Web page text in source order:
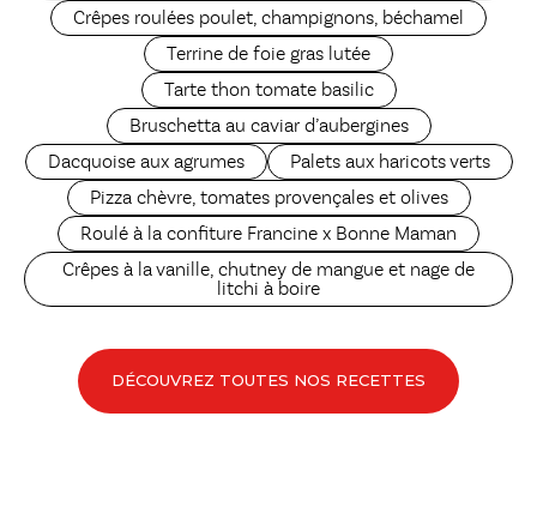
Crêpes roulées poulet, champignons, béchamel
Terrine de foie gras lutée
Tarte thon tomate basilic
Bruschetta au caviar d’aubergines
Dacquoise aux agrumes
Palets aux haricots verts
Pizza chèvre, tomates provençales et olives
Roulé à la confiture Francine x Bonne Maman
Crêpes à la vanille, chutney de mangue et nage de
litchi à boire
DÉCOUVREZ TOUTES NOS RECETTES